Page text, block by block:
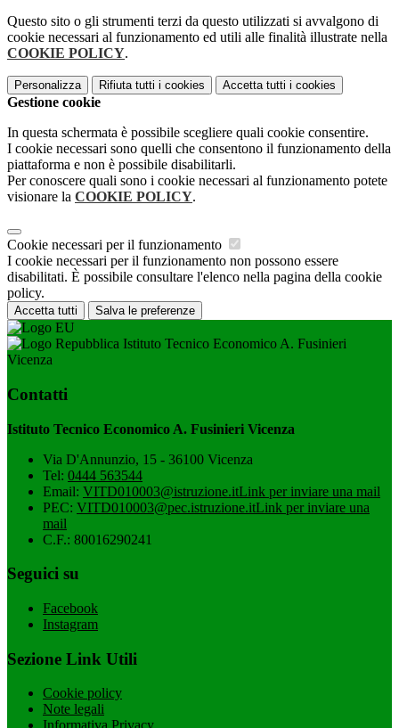
Questo sito o gli strumenti terzi da questo utilizzati si avvalgono di
cookie necessari al funzionamento ed utili alle finalità illustrate nella
COOKIE POLICY.
Personalizza Rifiuta tutti i cookies Accetta tutti i cookies
Gestione cookie
In questa schermata è possibile scegliere quali cookie consentire.
I cookie necessari sono quelli che consentono il funzionamento della
piattaforma e non è possibile disabilitarli.
Per conoscere quali sono i cookie necessari al funzionamento potete
visionare la COOKIE POLICY.
Cookie necessari per il funzionamento
I cookie necessari per il funzionamento non possono essere
disabilitati. È possibile consultare l'elenco nella pagina della cookie
policy.
Accetta tutti Salva le preferenze
Istituto Tecnico Economico A. Fusinieri
Vicenza
Contatti
Istituto Tecnico Economico A. Fusinieri Vicenza
Via D'Annunzio, 15 - 36100 Vicenza
Tel: 0444 563544
Email: VITD010003@istruzione.itLink per inviare una mail
PEC: VITD010003@pec.istruzione.itLink per inviare una
mail
C.F.: 80016290241
Seguici su
Facebook
Instagram
Sezione Link Utili
Cookie policy
Note legali